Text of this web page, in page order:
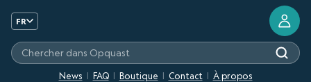
FR
News FAQ Boutique Contact À propos
Chercher dans Opquast